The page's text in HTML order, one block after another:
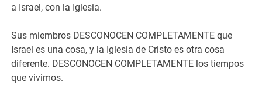
a Israel, con la Iglesia.
Sus miembros DESCONOCEN COMPLETAMENTE que
Israel es una cosa, y la Iglesia de Cristo es otra cosa
diferente. DESCONOCEN COMPLETAMENTE los tiempos
que vivimos.